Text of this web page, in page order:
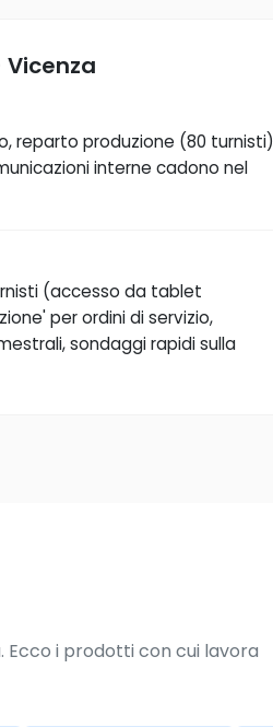
reparto produzione (80 turnisti)
interne cadono nel
(accesso da tablet
per ordini di servizio,
sondaggi rapidi sulla
i prodotti con cui lavora